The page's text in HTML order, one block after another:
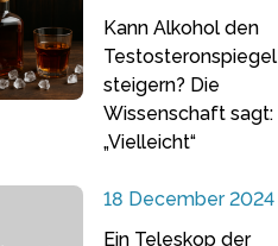
Kann Alkohol den
Testosteronspiegel
steigern? Die
Wissenschaft sagt:
„Vielleicht“
18 December 2024
Ein Teleskop der